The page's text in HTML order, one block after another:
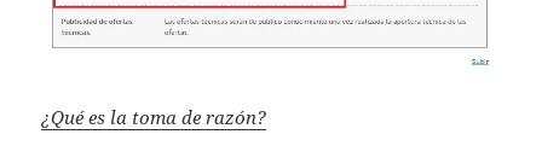
¿Qué es la toma de razón?